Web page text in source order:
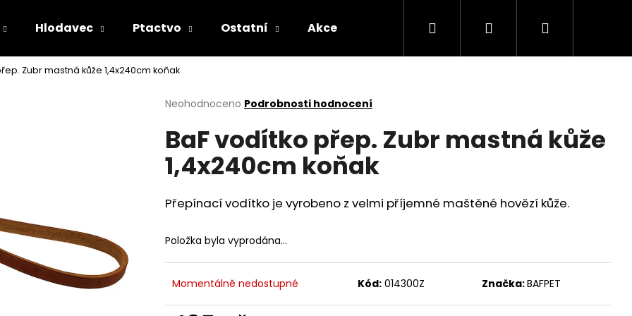
Hlodavec Ptactvo Ostatní Akce Kontakty
Hledat PřihlášeníNákupní
Zubr mastná kůže 1,4x240cm koňak
Průměrné
produktu
je
0,0
hvězdiček.
Neohodnoceno Podrobnosti hodnocení
BaF vodítko přep. Zubr mastná kůže
1,4x240cm koňak
Přepínací vodítko je vyrobeno z velmi příjemné maštěné hovězí kůže.
Položka byla vyprodána…
Momentálně nedostupné Kód: 014300Z Značka:BAFPET
Co potřebujete najít?
HLEDAT
Následující